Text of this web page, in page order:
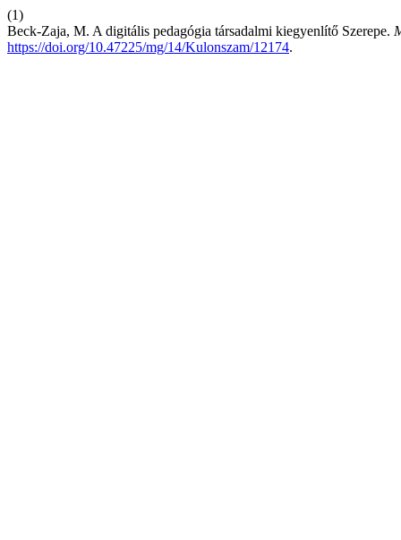
(1)
Beck-Zaja, M. A digitális pedagógia társadalmi kiegyenlítő Szerepe.
https://doi.org/10.47225/mg/14/Kulonszam/12174.